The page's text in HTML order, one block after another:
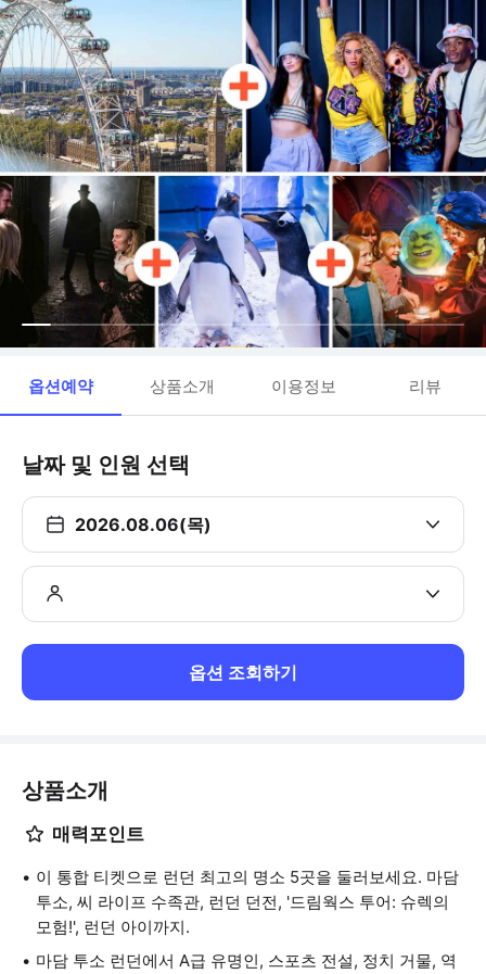
옵션예약 상품소개 이용정보 리뷰
날짜 및 인원 선택
2026.08.06(목)
옵션 조회하기
상품소개
매력포인트
이 통합 티켓으로 런던 최고의 명소 5곳을 둘러보세요. 마담
투소, 씨 라이프 수족관, 런던 던전, '드림웍스 투어: 슈렉의
모험!', 런던 아이까지.
마담 투소 런던에서 A급 유명인, 스포츠 전설, 정치 거물, 역